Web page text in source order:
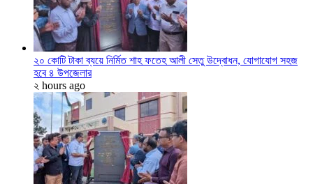
২০ কোটি টাকা ব্যয়ে নির্মিত শাহ ফতেহ আলী সেতু উদ্বোধন, যোগাযোগ সহজ
হবে ৪ উপজেলার
২ hours ago